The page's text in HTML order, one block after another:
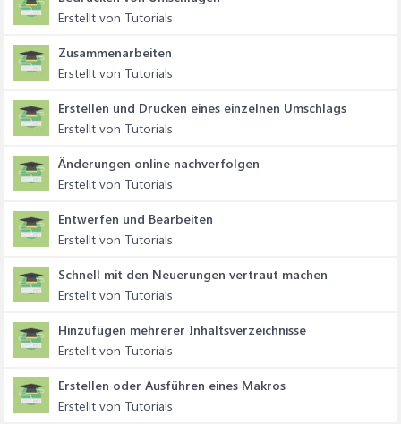
Erstellt von Tutorials
Zusammenarbeiten
Erstellt von Tutorials
Erstellen und Drucken eines einzelnen Umschlags
Erstellt von Tutorials
Änderungen online nachverfolgen
Erstellt von Tutorials
Entwerfen und Bearbeiten
Erstellt von Tutorials
Schnell mit den Neuerungen vertraut machen
Erstellt von Tutorials
Hinzufügen mehrerer Inhaltsverzeichnisse
Erstellt von Tutorials
Erstellen oder Ausführen eines Makros
Erstellt von Tutorials